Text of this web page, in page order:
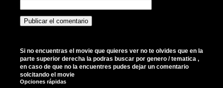
Si no encuentras el movie que quieres ver no te olvides que en la
parte superior derecha la podras buscar por genero / tematica ,
en caso de que no la encuentres pudes dejar un comentario
solcitando el movie
Opciones rápidas